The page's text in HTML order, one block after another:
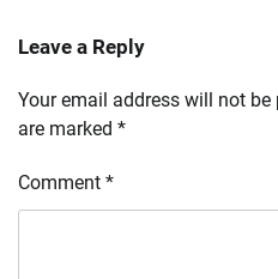
Leave a Reply
Your email address will not be
are marked *
Comment *